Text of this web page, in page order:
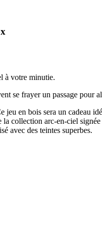
à votre minutie.
se frayer un passage pour
jeu en bois sera un cadeau
collection arc-en-ciel
avec des teintes superbes.